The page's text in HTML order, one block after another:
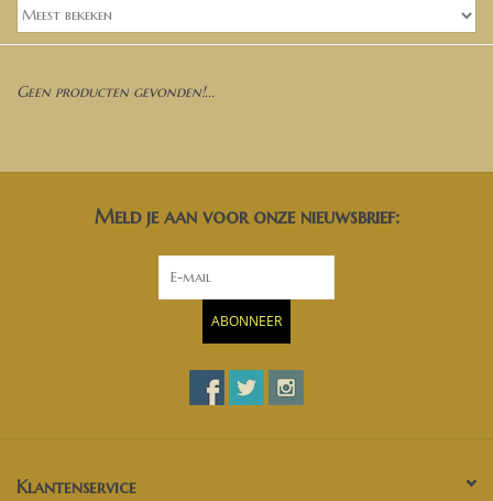
Banken, stoelen &
(Bar)krukken
Plantenbakken
Geen producten gevonden!...
Meld je aan voor onze nieuwsbrief:
ABONNEER
Klantenservice